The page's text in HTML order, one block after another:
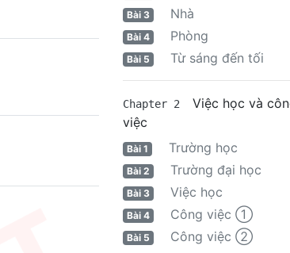
Bài 3 Nhà
Bài 4 Phòng
Bài 5 Từ sáng đến tối
Chapter 2
Việc học và
việc
Bài 1 Trường học
Bài 2 Trường đại học
Bài 3 Việc học
Bài 4 Công việc ①
Bài 5 Công việc ②